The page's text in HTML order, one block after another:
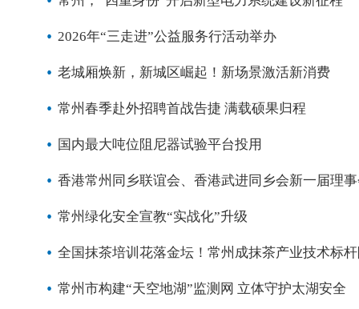
2026年“三走进”公益服务行活动举办
老城厢焕新，新城区崛起！新场景激活新消费
常州春季赴外招聘首战告捷 满载硕果归程
国内最大吨位阻尼器试验平台投用
香港常州同乡联谊会、香港武进同乡会新一届理
常州绿化安全宣教“实战化”升级
全国抹茶培训花落金坛！常州成抹茶产业技术标
常州市构建“天空地湖”监测网 立体守护太湖安全